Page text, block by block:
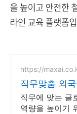
을 높이고 안전한
라인 교육 플랫폼
https://
직무맞춤 외
사내 영어 교
직무에 맞는 글
역량을 높이기